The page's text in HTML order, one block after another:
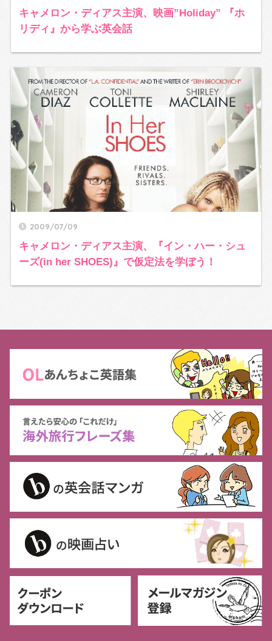
キャメロン・ディアス主演、映画”Holiday” 『ホ
リディ』から学ぶ英会話
2009/07/09
キャメロン・ディアス主演、『イン・ハー・シュ
ーズ(in her SHOES)』で仮定法を学ぼう！